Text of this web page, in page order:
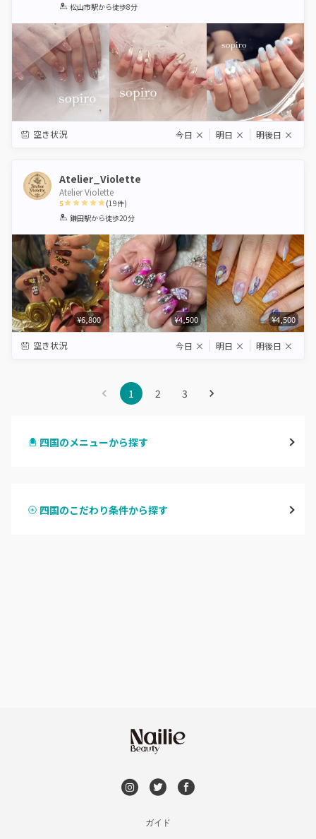
1 2 3 4 5
松山市駅から徒歩8分
空き状況 今日 × 明日 × 明後日 ×
Atelier_Violette
Atelier Violette
5
1 2 3 4 5
(19件)
鎌田駅から徒歩20分
¥6,800 ¥4,500 ¥4,500
空き状況 今日 × 明日 × 明後日 ×
1 2 3
四国のメニューから探す
四国のこだわり条件から探す
ガイド